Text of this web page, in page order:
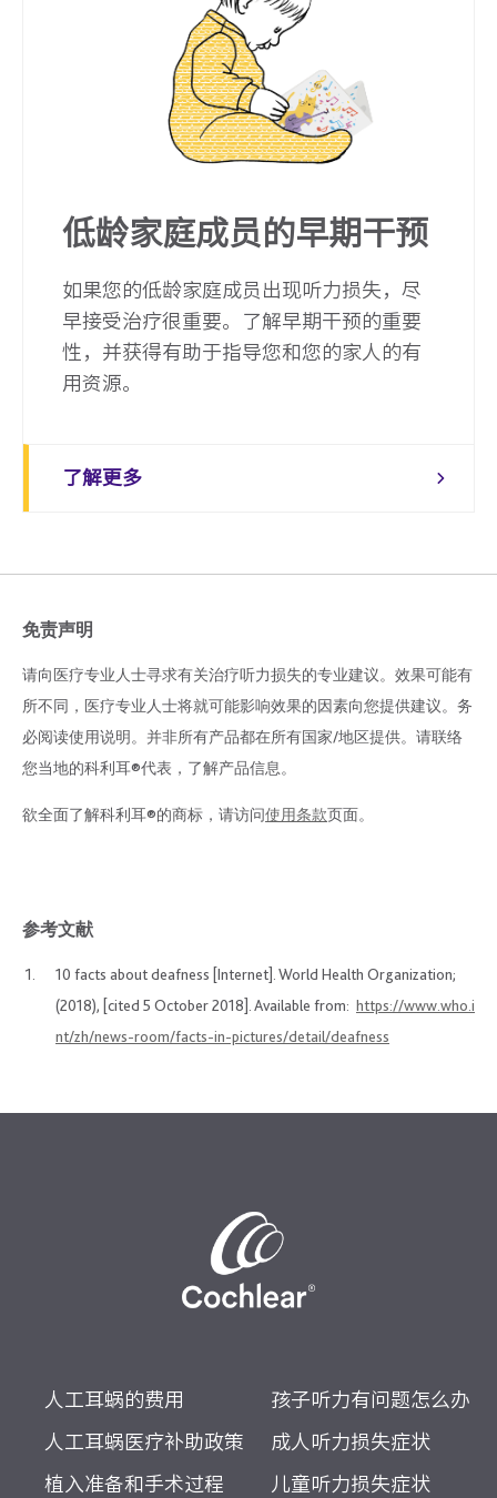
低龄家庭成员的早期干预
如果您的低龄家庭成员出现听力损失，尽
早接受治疗很重要。了解早期干预的重要
性，并获得有助于指导您和您的家人的有
用资源。
了解更多
免责声明
请向医疗专业人士寻求有关治疗听力损失的专业建议。效果可能有
所不同，医疗专业人士将就可能影响效果的因素向您提供建议。务
必阅读使用说明。并非所有产品都在所有国家/地区提供。请联络
您当地的科利耳®代表，了解产品信息。
欲全面了解科利耳®的商标，请访问使用条款页面。
参考文献
10 facts about deafness [Internet]. World Health Organization;
(2018), [cited 5 October 2018]. Available from: https://www.who.i
nt/zh/news-room/facts-in-pictures/detail/deafness
人工耳蜗的费用
人工耳蜗医疗补助政策
植入准备和手术过程
孩子听力有问题怎么办
成人听力损失症状
儿童听力损失症状